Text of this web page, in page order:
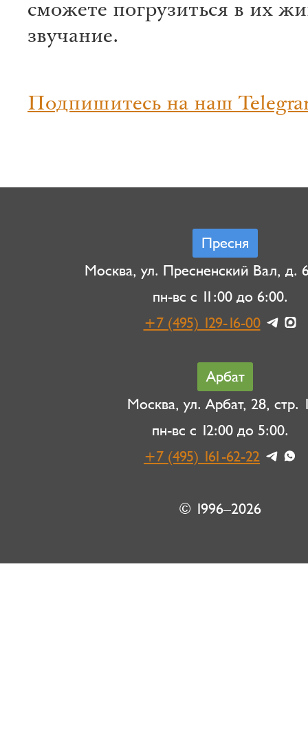
сможете погрузиться в их
звучание.
Подпишитесь на наш
Пресня
Москва, ул. Пресненский Вал, д.
пн-вс с 11:00 до 6:00.
+7 (495) 129-16-00
Арбат
Москва, ул. Арбат, 28, стр.
пн-вс с 12:00 до 5:00.
+7 (495) 161-62-22
© 1996–2026